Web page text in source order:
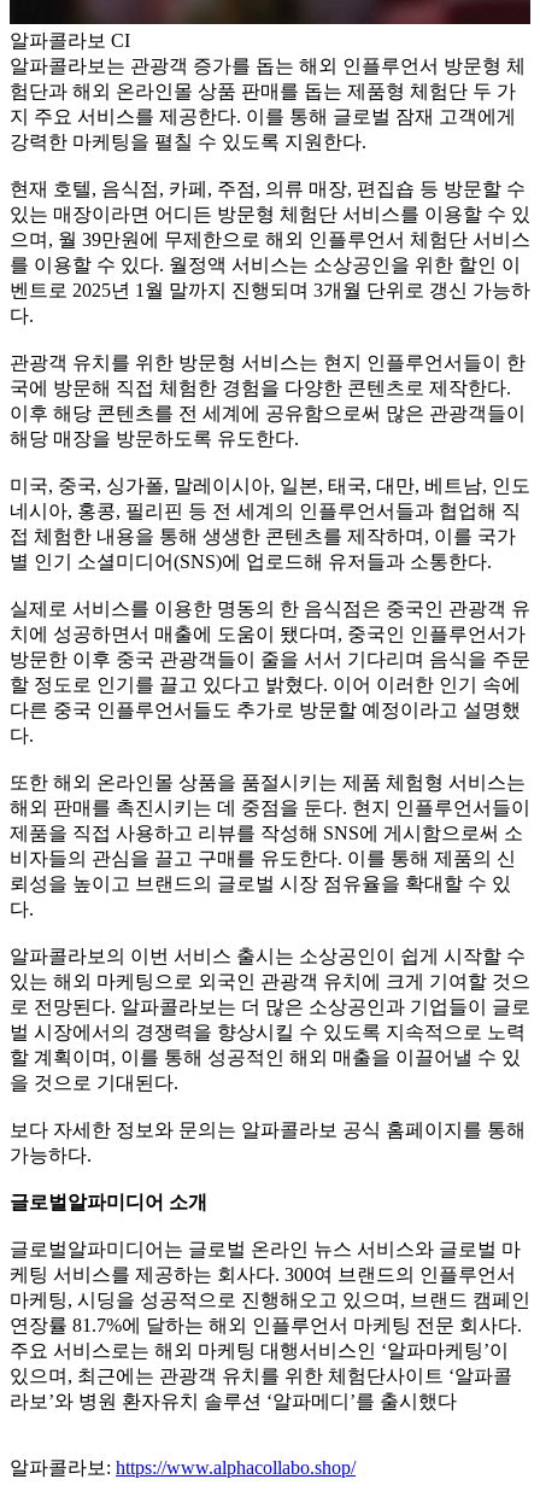
알파콜라보 CI
알파콜라보는 관광객 증가를 돕는 해외 인플루언서 방문형 체
험단과 해외 온라인몰 상품 판매를 돕는 제품형 체험단 두 가
지 주요 서비스를 제공한다. 이를 통해 글로벌 잠재 고객에게
강력한 마케팅을 펼칠 수 있도록 지원한다.
현재 호텔, 음식점, 카페, 주점, 의류 매장, 편집숍 등 방문할 수
있는 매장이라면 어디든 방문형 체험단 서비스를 이용할 수 있
으며, 월 39만원에 무제한으로 해외 인플루언서 체험단 서비스
를 이용할 수 있다. 월정액 서비스는 소상공인을 위한 할인 이
벤트로 2025년 1월 말까지 진행되며 3개월 단위로 갱신 가능하
다.
관광객 유치를 위한 방문형 서비스는 현지 인플루언서들이 한
국에 방문해 직접 체험한 경험을 다양한 콘텐츠로 제작한다.
이후 해당 콘텐츠를 전 세계에 공유함으로써 많은 관광객들이
해당 매장을 방문하도록 유도한다.
미국, 중국, 싱가폴, 말레이시아, 일본, 태국, 대만, 베트남, 인도
네시아, 홍콩, 필리핀 등 전 세계의 인플루언서들과 협업해 직
접 체험한 내용을 통해 생생한 콘텐츠를 제작하며, 이를 국가
별 인기 소셜미디어(SNS)에 업로드해 유저들과 소통한다.
실제로 서비스를 이용한 명동의 한 음식점은 중국인 관광객 유
치에 성공하면서 매출에 도움이 됐다며, 중국인 인플루언서가
방문한 이후 중국 관광객들이 줄을 서서 기다리며 음식을 주문
할 정도로 인기를 끌고 있다고 밝혔다. 이어 이러한 인기 속에
다른 중국 인플루언서들도 추가로 방문할 예정이라고 설명했
다.
또한 해외 온라인몰 상품을 품절시키는 제품 체험형 서비스는
해외 판매를 촉진시키는 데 중점을 둔다. 현지 인플루언서들이
제품을 직접 사용하고 리뷰를 작성해 SNS에 게시함으로써 소
비자들의 관심을 끌고 구매를 유도한다. 이를 통해 제품의 신
뢰성을 높이고 브랜드의 글로벌 시장 점유율을 확대할 수 있
다.
알파콜라보의 이번 서비스 출시는 소상공인이 쉽게 시작할 수
있는 해외 마케팅으로 외국인 관광객 유치에 크게 기여할 것으
로 전망된다. 알파콜라보는 더 많은 소상공인과 기업들이 글로
벌 시장에서의 경쟁력을 향상시킬 수 있도록 지속적으로 노력
할 계획이며, 이를 통해 성공적인 해외 매출을 이끌어낼 수 있
을 것으로 기대된다.
보다 자세한 정보와 문의는 알파콜라보 공식 홈페이지를 통해
가능하다.
글로벌알파미디어 소개
글로벌알파미디어는 글로벌 온라인 뉴스 서비스와 글로벌 마
케팅 서비스를 제공하는 회사다. 300여 브랜드의 인플루언서
마케팅, 시딩을 성공적으로 진행해오고 있으며, 브랜드 캠페인
연장률 81.7%에 달하는 해외 인플루언서 마케팅 전문 회사다.
주요 서비스로는 해외 마케팅 대행서비스인 ‘알파마케팅’이
있으며, 최근에는 관광객 유치를 위한 체험단사이트 ‘알파콜
라보’와 병원 환자유치 솔루션 ‘알파메디’를 출시했다
알파콜라보: https://www.alphacollabo.shop/